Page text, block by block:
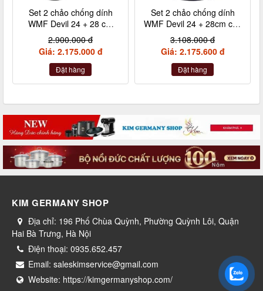
Set 2 chảo chống dính
WMF Devil 24 + 28 cm
kèm xẻng
2.900.000 đ
Giá: 2.175.000 đ
Đặt hàng
Set 2 chảo chống dính
WMF Devil 24 + 28cm cán
inox nội địa Đức
3.108.000 đ
Giá: 2.175.600 đ
Đặt hàng
KIM GERMANY SHOP
Địa chỉ: 196 Phố Chùa Quỳnh, Phường Quỳnh Lôi, Quận
Hai Bà Trưng, Hà Nội
Điện thoại: 0935.652.457
Email: saleskimservice@gmail.com
Website: https://kimgermanyshop.com/